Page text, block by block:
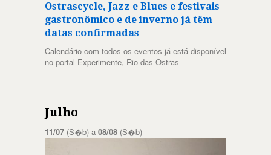
Ostrascycle, Jazz e Blues e festivais
gastronômico e de inverno já têm
datas confirmadas
Calendário com todos os eventos já está disponível
no portal Experimente, Rio das Ostras
Julho
11/07 (S�b) a 08/08 (S�b)